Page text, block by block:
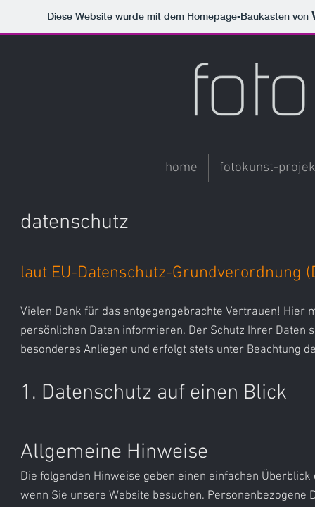
Diese Website wurde mit dem Homepage-Baukasten von
home fotokunst-
datenschutz
laut EU-Datenschutz-Grundverordnung
Vielen Dank für das entgegengebrachte Vertrauen! Hier
persönlichen Daten informieren. Der Schutz Ihrer
besonderes Anliegen und erfolgt stets unter Beachtung
1. Datenschutz auf einen Blick​
Allgemeine Hinweise​
Die folgenden Hinweise geben einen einfachen
wenn Sie unsere Website besuchen.